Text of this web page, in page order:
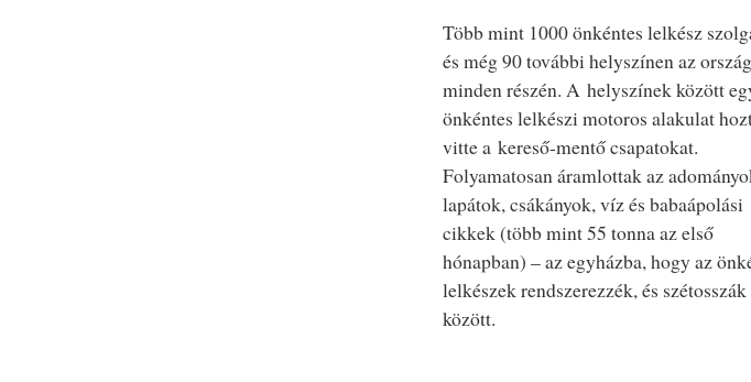
Több mint 1000 önkéntes lelkész
és még 90 további helyszínen az ország
minden részén. A helyszínek között
önkéntes lelkészi motoros alakulat
vitte a kereső-mentő csapatokat.
Folyamatosan áramlottak az
lapátok, csákányok, víz és babaápolási
cikkek (több mint 55 tonna az első
hónapban) – az egyházba, hogy az
lelkészek rendszerezzék, és
között.